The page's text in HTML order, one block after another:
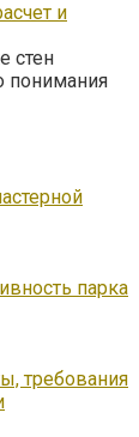
и
стен
понимания
парка
требования